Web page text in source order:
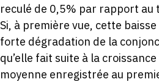
reculé de 0,5% par rapport
Si, à première vue, cette
forte dégradation de la
qu’elle fait suite à la
moyenne enregistrée au